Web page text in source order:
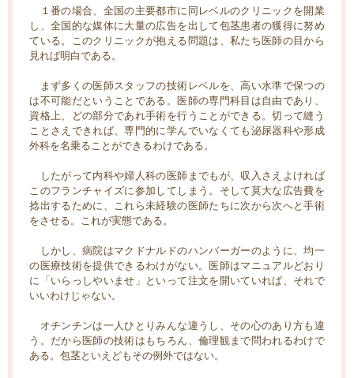
１番の場合、全国の主要都市に同レベルのクリニックを開業
し、全国的な媒体に大量の広告を出して包茎患者の獲得に努め
ている。このクリニックが抱える問題は、私たち医師の目から
見れば明白である。
まず多くの医師スタッフの技術レベルを、高い水準で保つの
は不可能だということである。医師の専門科目は自由であり、
資格上、どの部分であれ手術を行うことができる。切って縫う
ことさえできれば、専門的に学んでいなくても泌尿器科や形成
外科を名乗ることができるわけである。
したがって内科や婦人科の医師までもが、収入さえよければ
このフランチャイズに参加してしまう。そして莫大な広告費を
捻出するために、これら未経験の医師たちに次から次へと手術
をさせる。これが実態である。
しかし、病院はマクドナルドのハンバーガーのように、均一
の医療技術を提供できるわけがない。医師はマニュアルどおり
に「いらっしやいませ」といって注文を開いていれば、それで
いいわけじゃない。
オチンチンは一人ひとりみんな違うし、その心のあり方も違
う。だから医師の技術はもちろん、倫理観まで問われるわけで
ある。包茎といえどもその例外ではない。